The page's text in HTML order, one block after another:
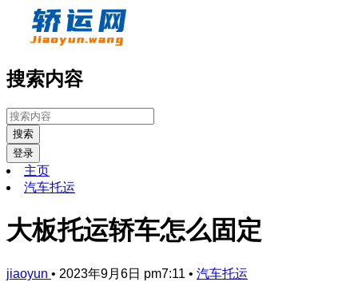
搜索内容
搜索
登录
主页
汽车托运
大板托运轿车怎么固定
jiaoyun • 2023年9月6日 pm7:11 • 汽车托运